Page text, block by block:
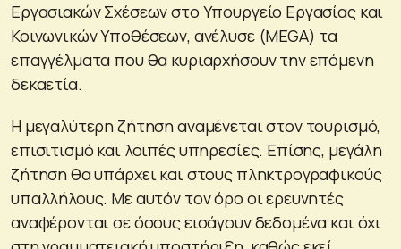
Εργασιακών Σχέσεων στο Υπουργείο Εργασίας και
Κοινωνικών Υποθέσεων, ανέλυσε (MEGA) τα
επαγγέλματα που θα κυριαρχήσουν την επόμενη
δεκαετία.
Η μεγαλύτερη ζήτηση αναμένεται στον τουρισμό,
επισιτισμό και λοιπές υπηρεσίες. Επίσης, μεγάλη
ζήτηση θα υπάρχει και στους πληκτρογραφικούς
υπαλλήλους. Με αυτόν τον όρο οι ερευνητές
αναφέρονται σε όσους εισάγουν δεδομένα και όχι